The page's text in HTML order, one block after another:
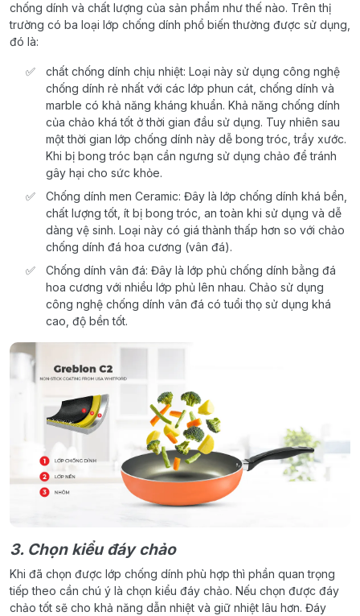
chống dính và chất lượng của sản phẩm như thế nào. Trên thị
trường có ba loại lớp chống dính phổ biến thường được sử dụng,
đó là:
chất chống dính chịu nhiệt: Loại này sử dụng công nghệ
chống dính rẻ nhất với các lớp phun cát, chống dính và
marble có khả năng kháng khuẩn. Khả năng chống dính
của chảo khá tốt ở thời gian đầu sử dụng. Tuy nhiên sau
một thời gian lớp chống dính này dễ bong tróc, trầy xước.
Khi bị bong tróc bạn cần ngưng sử dụng chảo để tránh
gây hại cho sức khỏe.
Chống dính men Ceramic: Đây là lớp chống dính khá bền,
chất lượng tốt, ít bị bong tróc, an toàn khi sử dụng và dễ
dàng vệ sinh. Loại này có giá thành thấp hơn so với chảo
chống dính đá hoa cương (vân đá).
Chống dính vân đá: Đây là lớp phủ chống dính bằng đá
hoa cương với nhiều lớp phủ lên nhau. Chảo sử dụng
công nghệ chống dính vân đá có tuổi thọ sử dụng khá
cao, độ bền tốt.
3. Chọn kiểu đáy chảo
Khi đã chọn được lớp chống dính phù hợp thì phần quan trọng
tiếp theo cần chú ý là chọn kiểu đáy chảo. Nếu chọn được đáy
chảo tốt sẽ cho khả năng dẫn nhiệt và giữ nhiệt lâu hơn. Đáy